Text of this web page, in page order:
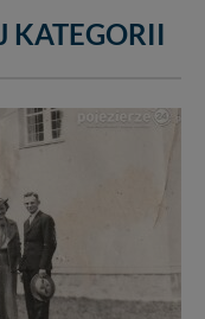
KATEGORII